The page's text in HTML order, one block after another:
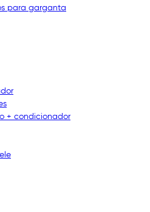
para garganta
+ condicionador